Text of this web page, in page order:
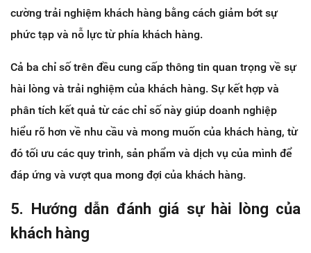
cường trải nghiệm khách hàng bằng cách giảm bớt sự
phức tạp và nỗ lực từ phía khách hàng.
Cả ba chỉ số trên đều cung cấp thông tin quan trọng về sự
hài lòng và trải nghiệm của khách hàng. Sự kết hợp và
phân tích kết quả từ các chỉ số này giúp doanh nghiệp
hiểu rõ hơn về nhu cầu và mong muốn của khách hàng, từ
đó tối ưu các quy trình, sản phẩm và dịch vụ của mình để
đáp ứng và vượt qua mong đợi của khách hàng.
5. Hướng dẫn đánh giá sự hài lòng của
khách hàng